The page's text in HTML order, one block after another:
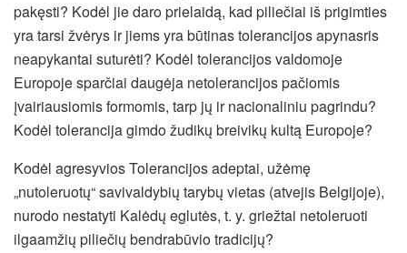
pakęsti? Kodėl jie daro prielaidą, kad piliečiai iš prigimties
yra tarsi žvėrys ir jiems yra būtinas tolerancijos apynasris
neapykantai suturėti? Kodėl tolerancijos valdomoje
Europoje sparčiai daugėja netolerancijos pačiomis
įvairiausiomis formomis, tarp jų ir nacionaliniu pagrindu?
Kodėl tolerancija gimdo žudikų breivikų kultą Europoje?
Kodėl agresyvios Tolerancijos adeptai, užėmę
„nutoleruotų“ savivaldybių tarybų vietas (atvejis Belgijoje),
nurodo nestatyti Kalėdų eglutės, t. y. griežtai netoleruoti
ilgaamžių piliečių bendrabūvio tradicijų?